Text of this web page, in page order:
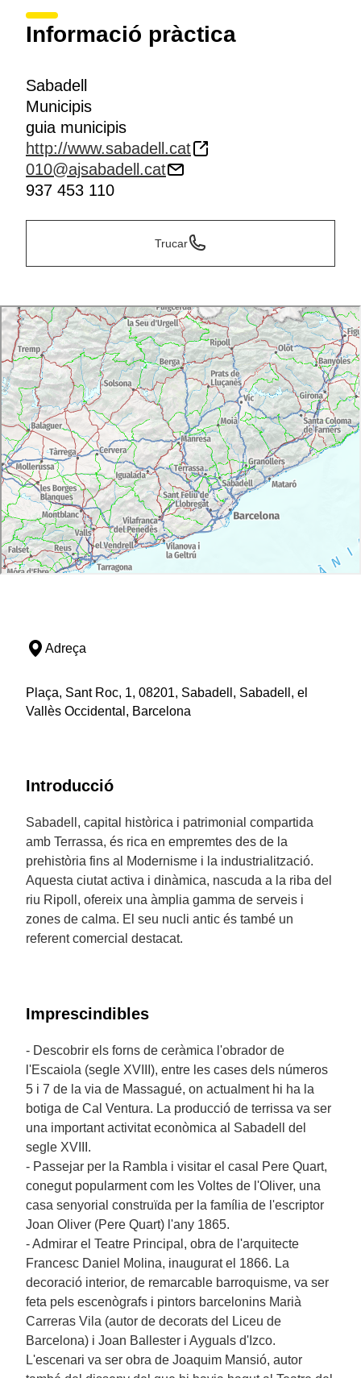
Informació pràctica
Sabadell
Municipis
guia municipis
http://www.sabadell.cat
010@ajsabadell.cat
937 453 110
Trucar
Adreça
Plaça, Sant Roc, 1, 08201, Sabadell, Sabadell, el
Vallès Occidental, Barcelona
Introducció
Sabadell, capital històrica i patrimonial compartida
amb Terrassa, és rica en empremtes des de la
prehistòria fins al Modernisme i la industrialització.
Aquesta ciutat activa i dinàmica, nascuda a la riba del
riu Ripoll, ofereix una àmplia gamma de serveis i
zones de calma. El seu nucli antic és també un
referent comercial destacat.
Imprescindibles
- Descobrir els forns de ceràmica l'obrador de
l'Escaiola (segle XVIII), entre les cases dels números
5 i 7 de la via de Massagué, on actualment hi ha la
botiga de Cal Ventura. La producció de terrissa va ser
una important activitat econòmica al Sabadell del
segle XVIII.
- Passejar per la Rambla i visitar el casal Pere Quart,
conegut popularment com les Voltes de l'Oliver, una
casa senyorial construïda per la família de l'escriptor
Joan Oliver (Pere Quart) l'any 1865.
- Admirar el Teatre Principal, obra de l'arquitecte
Francesc Daniel Molina, inaugurat el 1866. La
decoració interior, de remarcable barroquisme, va ser
feta pels escenògrafs i pintors barcelonins Marià
Carreras Vila (autor de decorats del Liceu de
Barcelona) i Joan Ballester i Ayguals d'Izco.
L'escenari va ser obra de Joaquim Mansió, autor